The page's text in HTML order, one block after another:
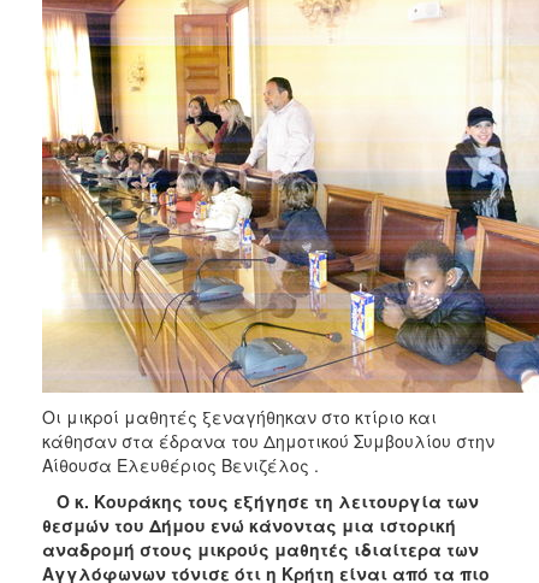
ΔΗΜΟΤΗΣ
ΕΠΙΣΚΕΠΤΗΣ
ΗΡΑΚΛΕΙΟ
Οι μικροί μαθητές ξεναγήθηκαν στο κτίριο και
κάθησαν στα έδρανα του Δημοτικού Συμβουλίου στην
Αίθουσα Ελευθέριος Βενιζέλος .
Ο κ. Κουράκης τους εξήγησε τη λειτουργία των
θεσμών του Δήμου ενώ κάνοντας μια ιστορική
αναδρομή στους μικρούς μαθητές ιδιαίτερα των
Αγγλόφωνων τόνισε ότι η Κρήτη είναι από τα πιο